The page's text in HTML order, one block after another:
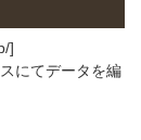
]
にてデータを編